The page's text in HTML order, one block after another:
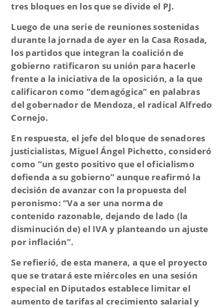
tres bloques en los que se divide el PJ.
Luego de una serie de reuniones sostenidas
durante la jornada de ayer en la Casa Rosada,
los partidos que integran la coalición de
gobierno ratificaron su unión para hacerle
frente a la iniciativa de la oposición, a la que
calificaron como “demagógica” en palabras
del gobernador de Mendoza, el radical Alfredo
Cornejo.
En respuesta, el jefe del bloque de senadores
justicialistas, Miguel Ángel Pichetto, consideró
como “un gesto positivo que el oficialismo
defienda a su gobierno” aunque reafirmó la
decisión de avanzar con la propuesta del
peronismo: “Va a ser una norma de
contenido razonable, dejando de lado (la
disminución de) el IVA y planteando un ajuste
por inflación”.
Se refierió, de esta manera, a que el proyecto
que se tratará este miércoles en una sesión
especial en Diputados establece limitar el
aumento de tarifas al crecimiento salarial y